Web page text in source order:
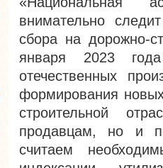
внимательно
сбора на дорожно-
января 2023
отечественных
формирования
строительной
продавцам, но и
считаем